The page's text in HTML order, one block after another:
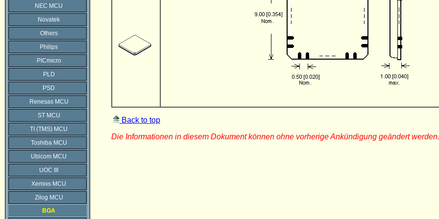
NEC MCU
Novatek
Others
Philips
PICmicro
PLD
PSD
Renesas MCU
ST MCU
TI (TMS) MCU
Toshiba MCU
Ubicom MCU
UOC III
Xemixs MCU
Zilog MCU
BGA
Back to top
Die Informationen in diesem Dokument können ohne vorherige Ankündigung geändert werden.